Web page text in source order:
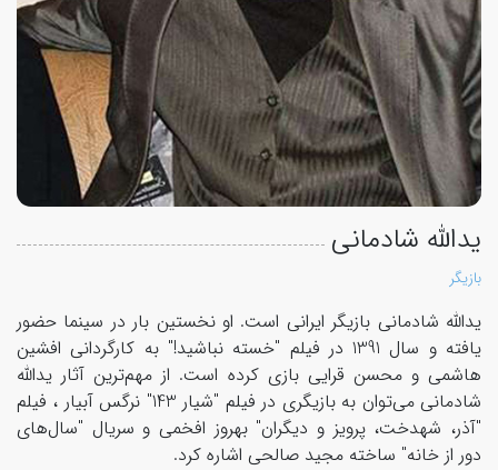
یدالله شادمانی
بازیگر
یدالله شادمانی بازیگر ایرانی است. او نخستین بار در سینما حضور
یافته و سال 1391 در فیلم "خسته نباشید!" به کارگردانی افشین
هاشمی و محسن قرایی بازی کرده است. از مهم‌ترین آثار یدالله
شادمانی می‌توان به بازیگری در فیلم "شیار 143" نرگس آبیار ، فیلم
"آذر، شهدخت، پرویز و دیگران" بهروز افخمی و سریال "سال‌های
دور از خانه" ساخته مجید صالحی اشاره کرد.